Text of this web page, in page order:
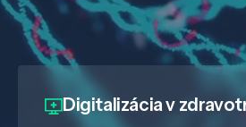
Digitalizáciav